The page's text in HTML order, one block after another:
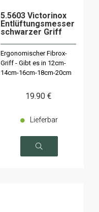
5.5603 Victorinox
Entlüftungsmesser
schwarzer Griff
Ergonomischer Fibrox-
Griff - Gibt es in 12cm-
14cm-16cm-18cm-20cm
19.90 €
Lieferbar